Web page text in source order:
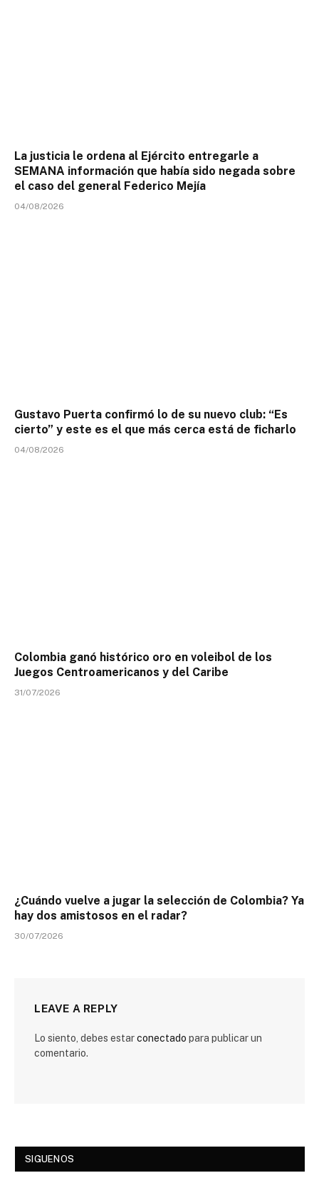
La justicia le ordena al Ejército entregarle a
SEMANA información que había sido negada sobre
el caso del general Federico Mejía
04/08/2026
Gustavo Puerta confirmó lo de su nuevo club: “Es
cierto” y este es el que más cerca está de ficharlo
04/08/2026
Colombia ganó histórico oro en voleibol de los
Juegos Centroamericanos y del Caribe
31/07/2026
¿Cuándo vuelve a jugar la selección de Colombia? Ya
hay dos amistosos en el radar?
30/07/2026
LEAVE A REPLY
Lo siento, debes estarconectado para publicar un
comentario.
SIGUENOS